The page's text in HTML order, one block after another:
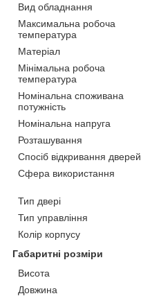
Вид обладнання
Максимальна робоча
температура
Матеріал
Мінімальна робоча
температура
Номінальна споживана
потужність
Номінальна напруга
Розташування
Спосіб відкривання дверей
Сфера використання
Тип двері
Тип управління
Колір корпусу
Габаритні розміри
Висота
Довжина